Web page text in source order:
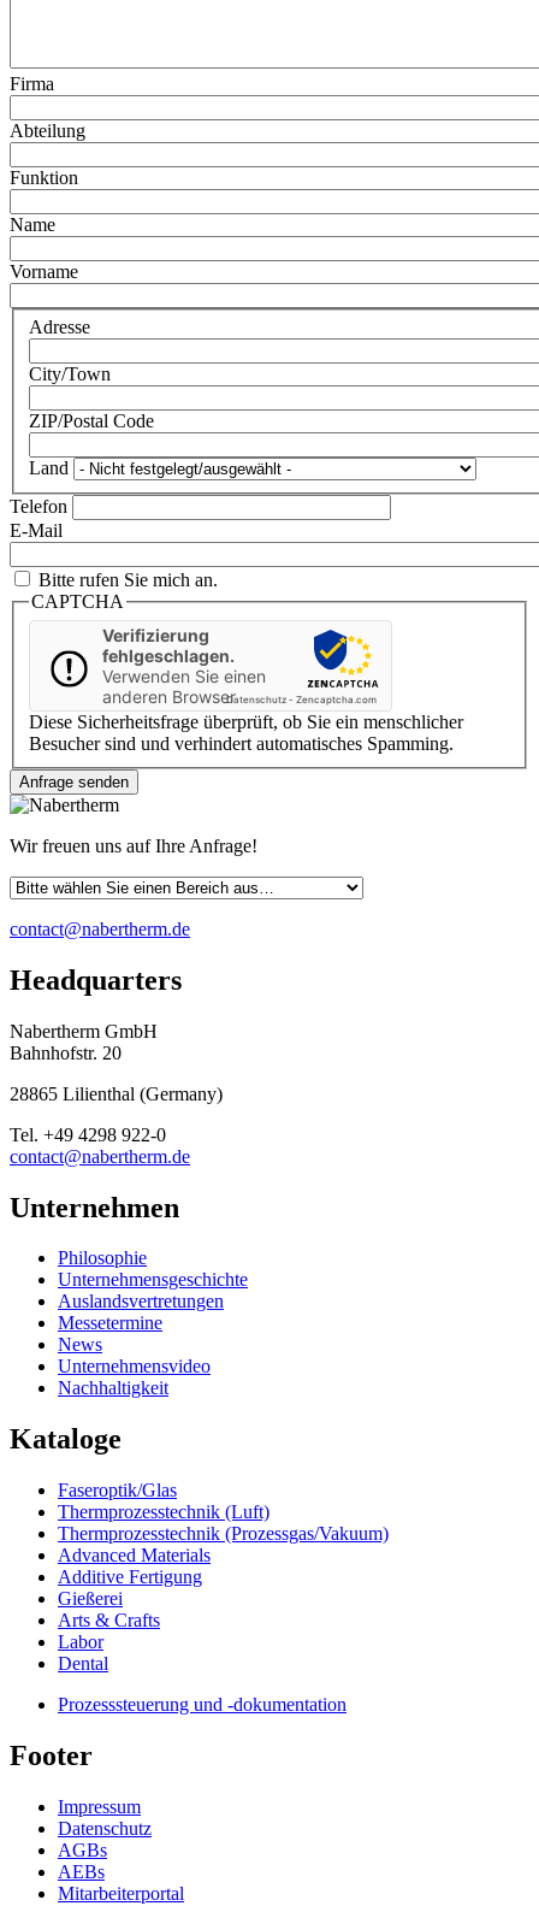
Firma
Abteilung
Funktion
Name
Vorname
Adresse
City/Town
ZIP/Postal Code
Land
Telefon
E-Mail
Bitte rufen Sie mich an.
CAPTCHA
Verifizierung
fehlgeschlagen.
Verwenden Sie einen
anderen BrowserDatenschutz - Zencaptcha.com
Diese Sicherheitsfrage überprüft, ob Sie ein menschlicher
Besucher sind und verhindert automatisches Spamming.
Wir freuen uns auf Ihre Anfrage!
contact@nabertherm.de
Headquarters
Nabertherm GmbH
Bahnhofstr. 20
28865 Lilienthal (Germany)
Tel. +49 4298 922-0
contact@nabertherm.de
Unternehmen
Philosophie
Unternehmensgeschichte
Auslandsvertretungen
Messetermine
News
Unternehmensvideo
Nachhaltigkeit
Kataloge
Faseroptik/Glas
Thermprozesstechnik (Luft)
Thermprozesstechnik (Prozessgas/Vakuum)
Advanced Materials
Additive Fertigung
Gießerei
Arts & Crafts
Labor
Dental
Prozesssteuerung und -dokumentation
Footer
Impressum
Datenschutz
AGBs
AEBs
Mitarbeiterportal